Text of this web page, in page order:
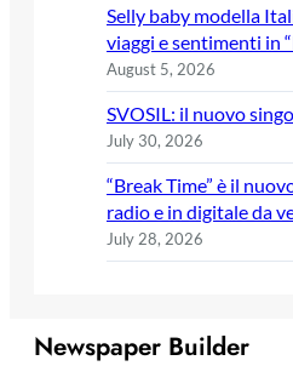
Selly baby modella
viaggi e sentimenti in
August 5, 2026
SVOSIL: il nuovo
July 30, 2026
“Break Time” è il
radio e in digitale da
July 28, 2026
Newspaper Builder